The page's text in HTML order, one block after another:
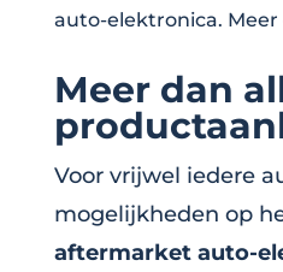
auto-elektronica. Meer
Meer dan
Voor vrijwel iedere
mogelijkheden op
aftermarket auto-